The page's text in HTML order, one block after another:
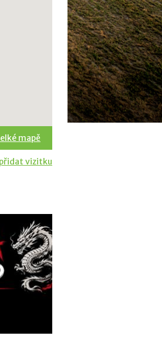
mapě
přidat vizitku